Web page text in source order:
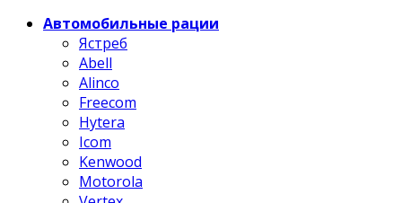
Автомобильные рации
Ястреб
Abell
Alinco
Freecom
Hytera
Icom
Kenwood
Motorola